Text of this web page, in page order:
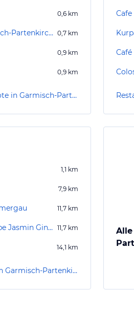
0,6 km
Wildwasserschule Garmisch-Partenkirchen 0,7 km
0,9 km
0,9 km
Sport- und Freizeitangebote in Garmisch-Partenkirchen
1,1 km
7,9 km
11,7 km
Ammergauer Krippenstube Jasmin Gindhart 11,7 km
14,1 km
Shoppingmöglichkeiten in Garmisch-Partenkirchen